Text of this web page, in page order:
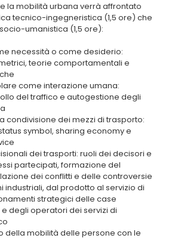
la mobilità urbana verrà affrontato
tecnico-ingegneristica (1,5 ore) che
umanistica (1,5 ore):
necessità o come desiderio:
teorie comportamentali e
come interazione umana:
del traffico e autogestione degli
condivisione dei mezzi di trasporto:
symbol, sharing economy e
dei trasporti: ruoli dei decisori e
partecipati, formazione del
dei conflitti e delle controversie
industriali, dal prodotto al servizio di
strategici delle case
degli operatori dei servizi di
della mobilità delle persone con le